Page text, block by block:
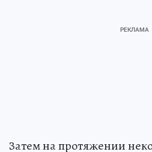
Затем на протяжении